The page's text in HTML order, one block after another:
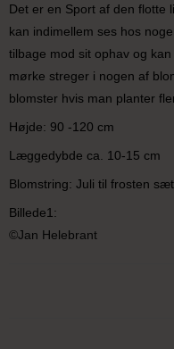
Det er en Sport af den flotte
kan indimellem ses hos
tilbage mod sit ophav og
mørke streger i nogen af
blomster hvis man planter
Højde: 90 -120 cm
Læggedybde ca. 10-15 cm
Blomstring: Juli til frosten
Billede1:
©Jan Helebrant